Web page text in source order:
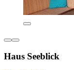
Haus Seeblick